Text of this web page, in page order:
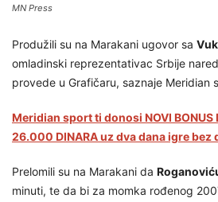
MN Press
Produžili su na Marakani ugovor sa
omladinski reprezentativac Srbije
provede u Grafičaru, saznaje Meridian
Meridian sport ti donosi NOVI BONUS
26.000 DINARA uz dva dana igre bez
Prelomili su na Marakani da
minuti, te da bi za momka rođenog